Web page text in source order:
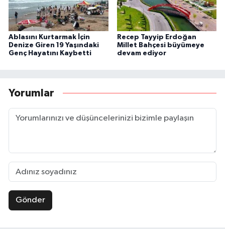
Ablasını Kurtarmak İçin
Denize Giren 19 Yaşındaki
Genç Hayatını Kaybetti
Recep Tayyip Erdoğan
Millet Bahçesi büyümeye
devam ediyor
Yorumlar
Gönder